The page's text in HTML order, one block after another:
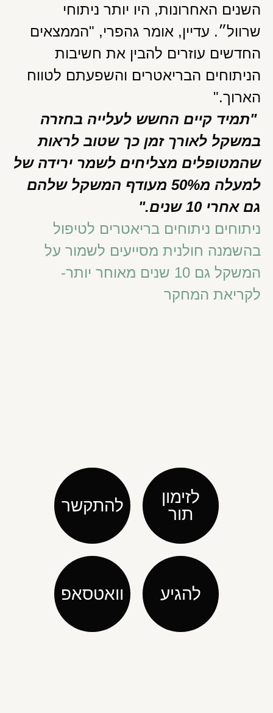
השנים האחרונות, היו יותר ניתוחי
שרוול״. עדיין, אומר גהפרי, "הממצאים
החדשים עוזרים להבין את חשיבות
הניתוחים הבריאטרים והשפעתם לטווח
הארוך."
"תמיד קיים החשש לעלייה בחזרה
במשקל לאורך זמן כך שטוב לראות
שהמטופלים מצליחים לשמר ירידה של
למעלה מ50% מעודף המשקל שלהם
גם אחרי 10 שנים."
ניתוחים ניתוחים בריאטרים לטיפול
בהשמנה חולנית מסייעים לשמור על
המשקל גם 10 שנים מאוחר יותר-
לקריאת המחקר
לזימון
תור
להתקשר
להגיע וואטסאפ